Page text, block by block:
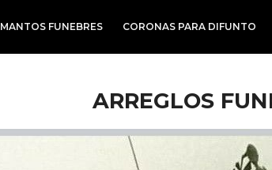
MANTOS FUNEBRES CORONAS PARA DIFUNTO
ARREGLOS